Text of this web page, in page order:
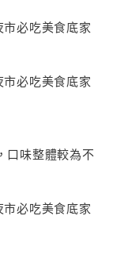
口味整體較為不